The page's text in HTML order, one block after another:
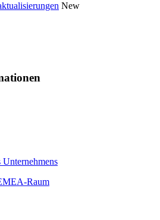
New
Unternehmens
Raum